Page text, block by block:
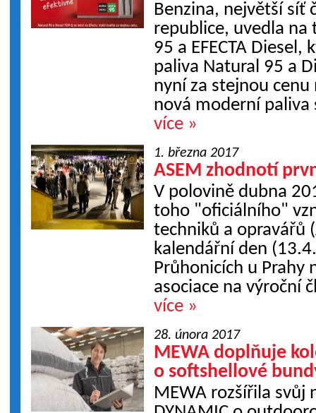
Benzina, největší síť
republice, uvedla na
95 a EFECTA
paliva Natural 95 a
nyní za stejnou
nová moderní paliva
více »
1. března 2017
ASEM zhodnotí
V polovině dubna
toho "oficiálního"
techniků a opravářů
kalendářní den
Průhonicích u Prahy
asociace na výroční
více »
28. února 2017
MEWA doplňuje
o softshellové
MEWA rozšířila svůj